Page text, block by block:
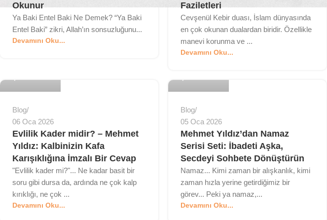
Okunur
Ya Baki Entel Baki Ne Demek? “Ya Baki
Entel Baki” zikri, Allah’ın sonsuzluğunu...
Devamını Oku...
Faziletleri
Cevşenül Kebir duası, İslam dünyasında
en çok okunan dualardan biridir. Özellikle
manevi korunma ve ...
Devamını Oku...
Blog
06 Oca 2026
Evlilik Kader midir? – Mehmet
Yıldız: Kalbinizin Kafa
Karışıklığına İmzalı Bir Cevap
"Evlilik kader mi?"... Ne kadar basit bir
soru gibi dursa da, ardında ne çok kalp
kırıklığı, ne çok ...
Devamını Oku...
MyBedesten
Blog
05 Oca 2026
Mehmet Yıldız’dan Namaz
Serisi Seti: İbadeti Aşka,
Secdeyi Sohbete Dönüştürün
Namaz... Kimi zaman bir alışkanlık, kimi
zaman hızla yerine getirdiğimiz bir
görev... Peki ya namaz,...
Devamını Oku...
MyBedesten MyBedesten